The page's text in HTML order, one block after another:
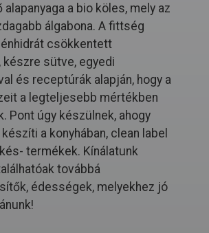
alapanyaga a bio köles, mely az
álgabona. A fittség
csökkentett
készre sütve, egyedi
és receptúrák alapján, hogy a
a legteljesebb mértékben
Pont úgy készülnek, ahogy
a konyhában, clean label
termékek. Kínálatunk
továbbá
édességek, melyekhez jó